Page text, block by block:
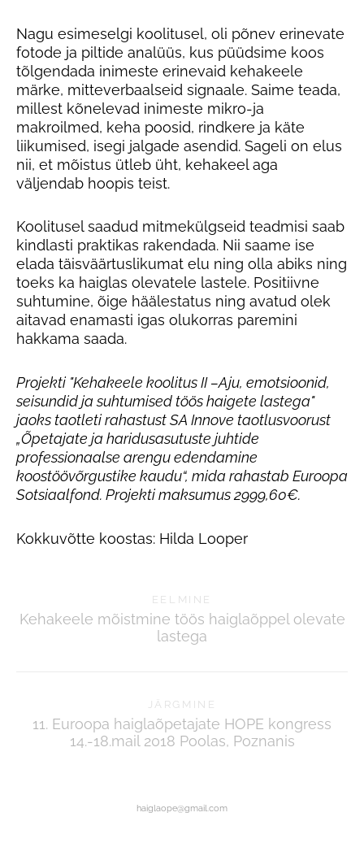
Nagu esimeselgi koolitusel, oli põnev erinevate
fotode ja piltide analüüs, kus püüdsime koos
tõlgendada inimeste erinevaid kehakeele
märke, mitteverbaalseid signaale. Saime teada,
millest kõnelevad inimeste mikro-ja
makroilmed, keha poosid, rindkere ja käte
liikumised, isegi jalgade asendid. Sageli on elus
nii, et mõistus ütleb üht, kehakeel aga
väljendab hoopis teist.
Koolitusel saadud mitmekülgseid teadmisi saab
kindlasti praktikas rakendada. Nii saame ise
elada täisväärtuslikumat elu ning olla abiks ning
toeks ka haiglas olevatele lastele. Positiivne
suhtumine, õige häälestatus ning avatud olek
aitavad enamasti igas olukorras paremini
hakkama saada.
Projekti "Kehakeele koolitus II –Aju, emotsioonid,
seisundid ja suhtumised töös haigete lastega"
jaoks taotleti rahastust SA Innove taotlusvoorust
„Õpetajate ja haridusasutuste juhtide
professionaalse arengu edendamine
koostöövõrgustike kaudu“, mida rahastab Euroopa
Sotsiaalfond. Projekti maksumus 2999,60€.
Kokkuvõtte koostas: Hilda Looper
EELMINE
Kehakeele mõistmine töös haiglaõppel olevate
lastega
JÄRGMINE
11. Euroopa haiglaõpetajate HOPE kongress
14.-18.mail 2018 Poolas, Poznanis
haiglaope@gmail.com